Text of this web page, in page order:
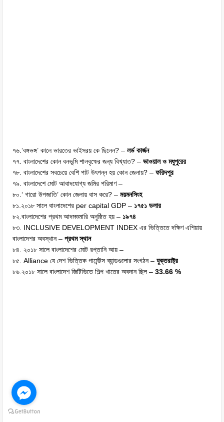
৭৬.‘বঙ্গভঙ্গ’ কালে ভারতের ভাইসরয় কে ছিলেন? –লর্ড কার্জন
৭৭. বাংলাদেশের কোন বনভূমি শালবৃক্ষের জন্য বিখ্যাত? –ভাওয়াল ও মধুপুরের
৭৮. বাংলাদেশের সবচেয়ে বেশি পাট উৎপন্ন হয় কোন জেলায়? –ফরিদপুর
৭৯. বাংলাদেশে মোট আবাদযোগ্য জমির পরিমাণ –
৮০.‘ গারো উপজাতি’ কোন জেলায় বাস করে? –ময়মনসিংহ
৮১.২০১৮ সালে বাংলাদেশের per capital GDP – ১৭৫১ ডলার
৮২.বাংলাদেশের প্রথম আদমশুমারি অনুষ্ঠিত হয় – ১৯৭৪
৮৩. INCLUSIVE DEVELOPMENT INDEX এর ভিত্তিতে দক্ষিণ এশিয়ায়
বাংলাদেশর অবস্থান –প্রথম স্থান
৮৪. ২০১৮ সালে বাংলাদেশের মোট রপ্তানি আয় –
৮৫. Alliance যে দেশ ভিত্তিক গার্মেন্টস ব্যান্ডগুলোর সংগঠন –যুক্তরাষ্ট্র
৮৬.২০১৮ সালে বাংলাদেশ জিটিভিতে শিল্প খাতের অবদান ছিল –33.66 %